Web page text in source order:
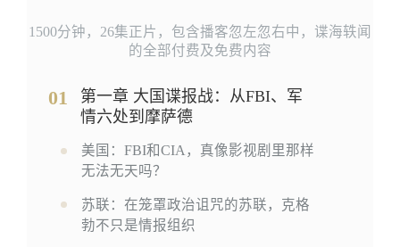
1500分钟，26集正片，包含播客忽左忽右中，谍海轶闻
的全部付费及免费内容
01
第一章 大国谍报战：从FBI、军
情六处到摩萨德
美国：FBI和CIA，真像影视剧里那样
无法无天吗？
苏联：在笼罩政治诅咒的苏联，克格
勃不只是情报组织